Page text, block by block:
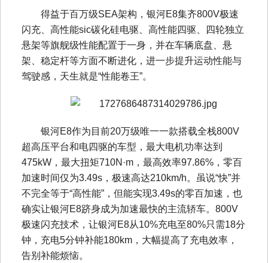
得益于百万级SEA架构，银河E8集齐800V极速
闪充、高性能sic碳化硅电驱、高性能四驱、四轮独立
悬架等旗舰级性能配置于一身，并在车辆底盘、悬
架、稳定杆等方面不断进化，进一步提升运动性能与
驾驶感，天生就是“性能卷王”。
银河E8作为目前20万级唯一一款搭载全栈800V
超高压平台和电四驱的车型，最大电机功率达到
475kW，最大扭矩710N·m，最高效率97.86%，零百
加速时间仅为3.49s，极速高达210km/h。虽说“快”并
不完全等于“高性能”，但能实现3.49s的零百加速，也
确实让银河E8跻身成为加速最快的主流轿车。800V
极速闪充技术，让银河E8从10%充电至80%只需18分
钟，充电5分钟补能180km，大幅提高了充电效率，
告别补能烦恼。